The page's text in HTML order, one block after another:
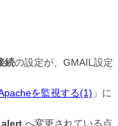
続の設定が、GMAIL設定
を監視する(1) 」に
alert へ変更されている点